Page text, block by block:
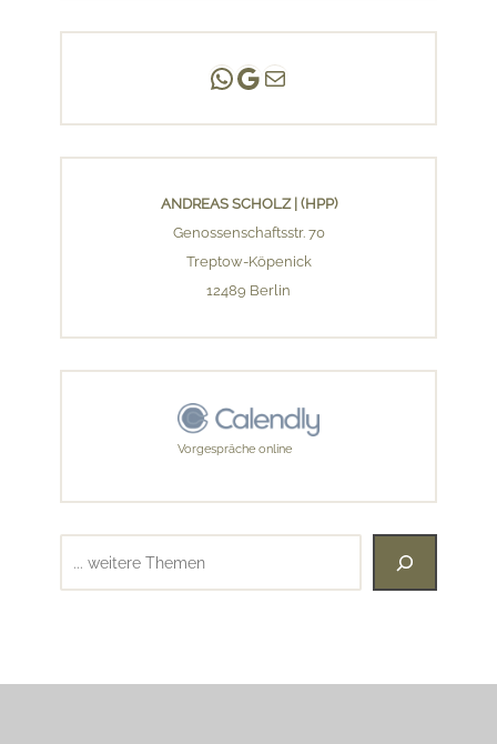
Andreas Scholz | (HPP)
Praxis Adlershof
E-Mail an mich ...
ANDREAS SCHOLZ | (HPP)
Genossenschaftsstr. 70
Treptow-Köpenick
12489 Berlin
Vorgespräche online